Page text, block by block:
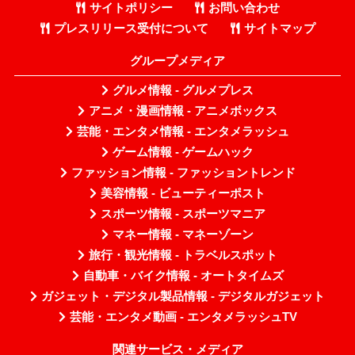
サイトポリシー
お問い合わせ
プレスリリース受付について
サイトマップ
グループメディア
グルメ情報 - グルメプレス
アニメ・漫画情報 - アニメボックス
芸能・エンタメ情報 - エンタメラッシュ
ゲーム情報 - ゲームハック
ファッション情報 - ファッショントレンド
美容情報 - ビューティーポスト
スポーツ情報 - スポーツマニア
マネー情報 - マネーゾーン
旅行・観光情報 - トラベルスポット
自動車・バイク情報 - オートタイムズ
ガジェット・デジタル製品情報 - デジタルガジェット
芸能・エンタメ動画 - エンタメラッシュTV
関連サービス・メディア